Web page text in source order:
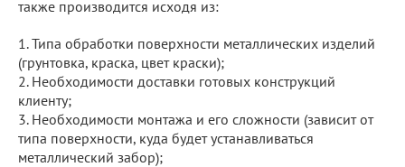
также производится исходя из:
1. Типа обработки поверхности металлических изделий
(грунтовка, краска, цвет краски);
2. Необходимости доставки готовых конструкций
клиенту;
3. Необходимости монтажа и его сложности (зависит от
типа поверхности, куда будет устанавливаться
металлический забор);